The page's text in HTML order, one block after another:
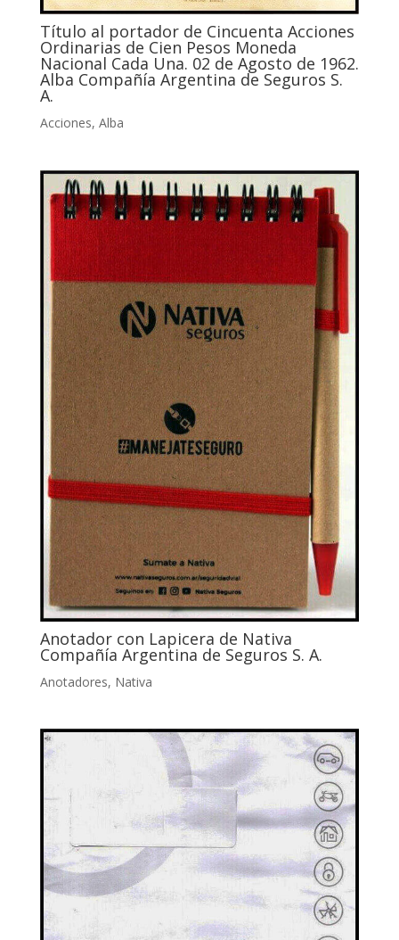
Título al portador de Cincuenta Acciones
Ordinarias de Cien Pesos Moneda
Nacional Cada Una. 02 de Agosto de 1962.
Alba Compañía Argentina de Seguros S.
A.
Acciones, Alba
Anotador con Lapicera de Nativa
Compañía Argentina de Seguros S. A.
Anotadores, Nativa